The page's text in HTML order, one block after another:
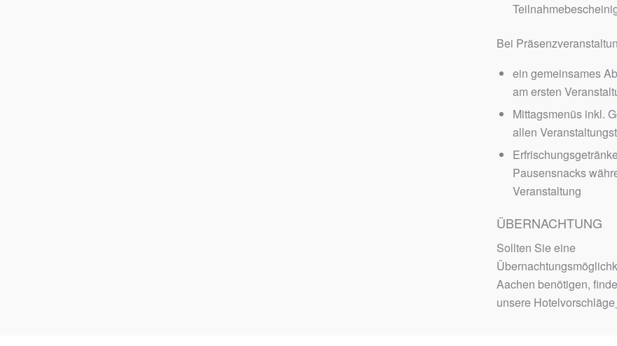
Bei
ein gemeinsames
am ersten
Mittagsmenüs inkl.
allen
Pausensnacks
Veranstaltung
ÜBERNACHTUNG
Sollten Sie eine
Aachen benötigen,
unsere Hotelvorschläge